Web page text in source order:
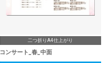
二つ折りA4仕上がり
コンサート_春_中面